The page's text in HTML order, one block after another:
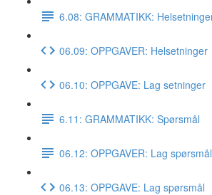
6.08: GRAMMATIKK:
06.09: OPPGAVER: Helsetninger
06.10: OPPGAVE: Lag setninger
6.11: GRAMMATIKK: Spørsmål
06.12: OPPGAVER: Lag spørsmål
06.13: OPPGAVE: Lag spørsmål